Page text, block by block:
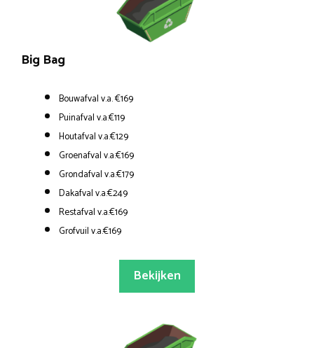
Big Bag
Bouwafval v.a. €169
Puinafval v.a.€119
Houtafval v.a.€129
Groenafval v.a.€169
Grondafval v.a.€179
Dakafval v.a.€249
Restafval v.a.€169
Grofvuil v.a.€169
Bekijken